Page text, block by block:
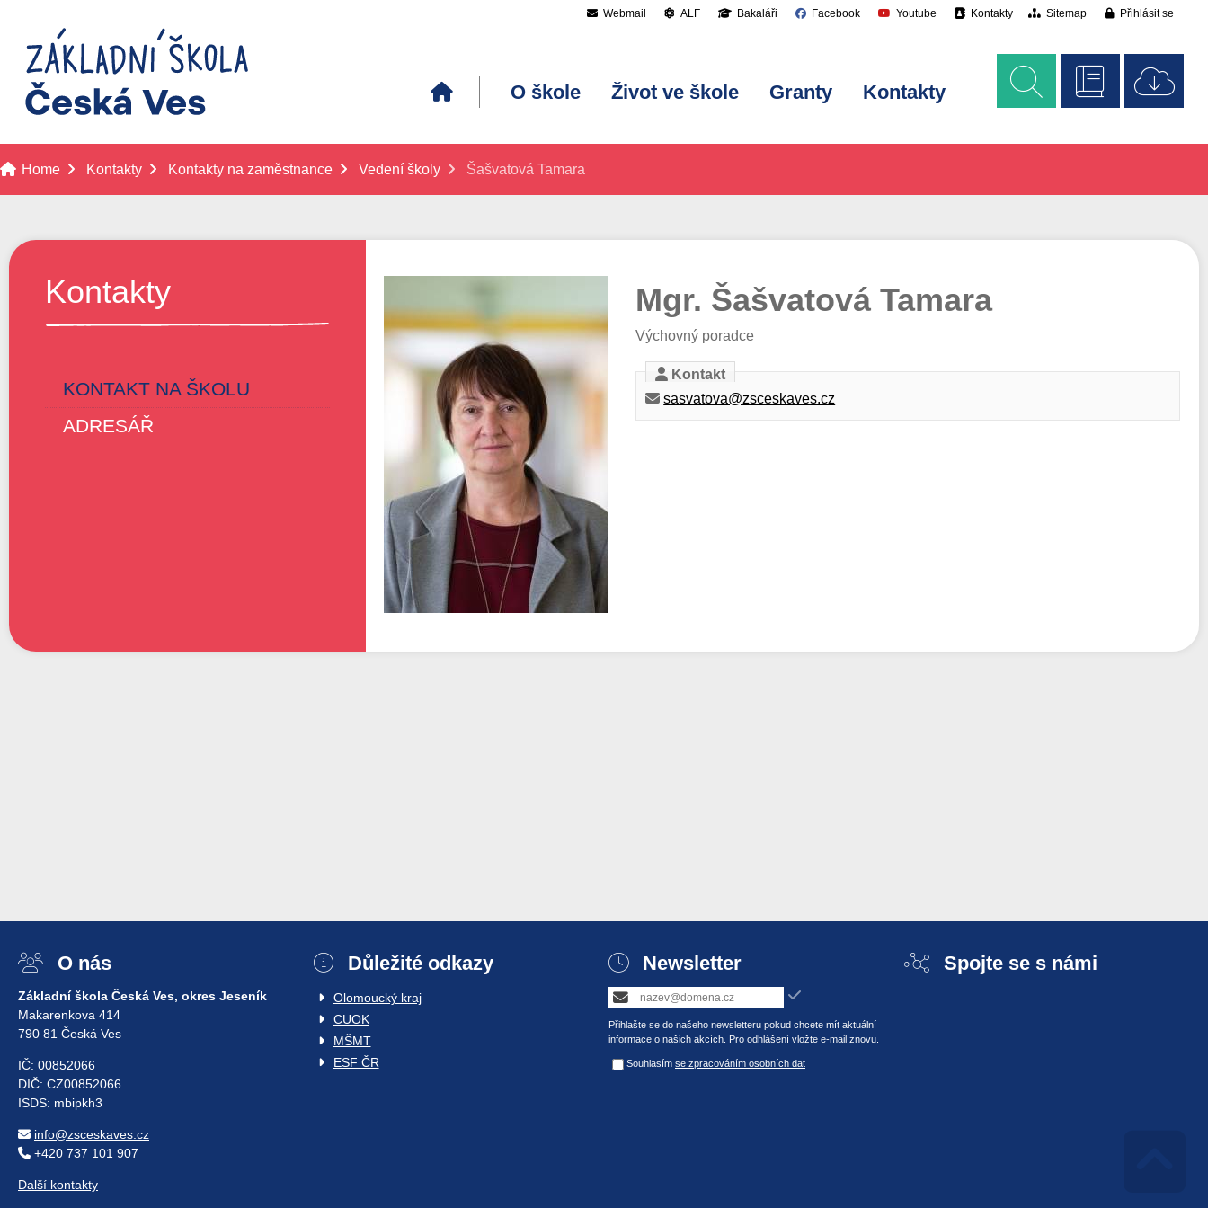
Webmail ALF Bakaláři Facebook Youtube Kontakty Sitemap Přihlásit se
O škole Život ve škole Granty Kontakty
Home Kontakty Kontakty na zaměstnance Vedení školy Šašvatová Tamara
Kontakty
KONTAKT NA ŠKOLU
ADRESÁŘ
Mgr. Šašvatová Tamara
Výchovný poradce
Kontakt
sasvatova@zsceskaves.cz
O nás
Základní škola Česká Ves, okres Jeseník
Makarenkova 414
790 81 Česká Ves
IČ: 00852066
DIČ: CZ00852066
ISDS: mbipkh3
info@zsceskaves.cz
+420 737 101 907
Další kontakty
Důležité odkazy
Olomoucký kraj
CUOK
MŠMT
ESF ČR
Newsletter
Přihlašte se do našeho newsletteru pokud chcete mít aktuální
informace o našich akcích. Pro odhlášení vložte e-mail znovu.
Souhlasím se zpracováním osobních dat
Spojte se s námi